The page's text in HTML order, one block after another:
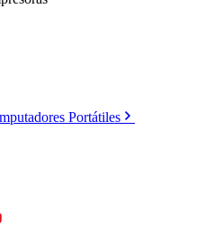
Portátiles